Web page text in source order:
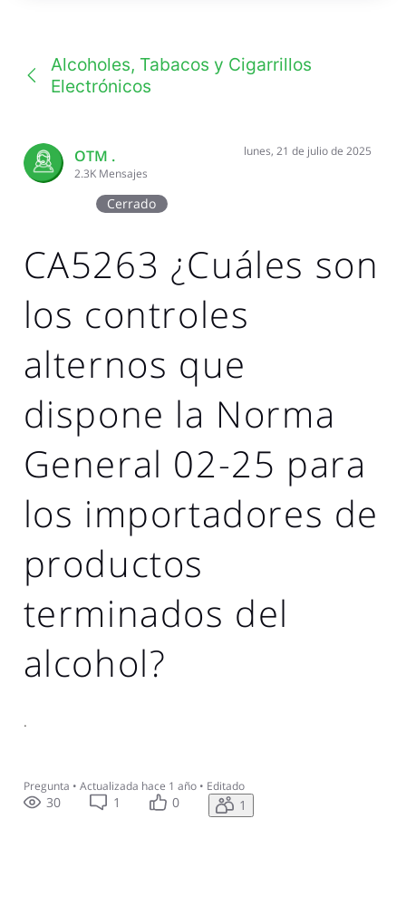
Alcoholes, Tabacos y Cigarrillos
Electrónicos
OTM .
2.3K Mensajes
lunes, 21 de julio de 2025
Cerrado
CA5263 ¿Cuáles son
los controles
alternos que
dispone la Norma
General 02-25 para
los importadores de
productos
terminados del
alcohol?
.
Pregunta • Actualizada hace 1 año• Editado
30 1 0 1